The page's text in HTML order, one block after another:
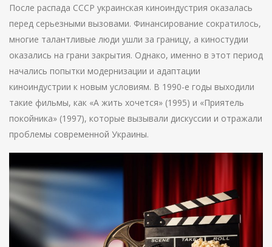
После распада СССР украинская киноиндустрия оказалась
перед серьезными вызовами. Финансирование сократилось,
многие талантливые люди ушли за границу, а киностудии
оказались на грани закрытия. Однако, именно в этот период
начались попытки модернизации и адаптации
киноиндустрии к новым условиям. В 1990-е годы выходили
такие фильмы, как «А жить хочется» (1995) и «Приятель
покойника» (1997), которые вызывали дискуссии и отражали
проблемы современной Украины.